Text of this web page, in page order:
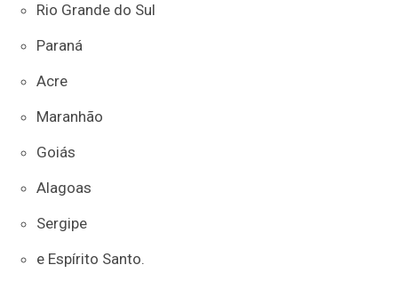
Rio Grande do Sul
Paraná
Acre
Maranhão
Goiás
Alagoas
Sergipe
e Espírito Santo.